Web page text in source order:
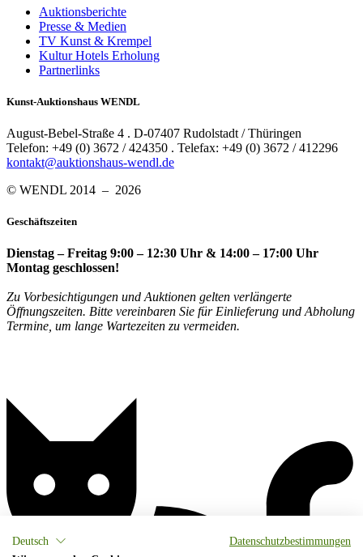
Auktionsberichte
Presse & Medien
TV Kunst & Krempel
Kultur Hotels Erholung
Partnerlinks
Kunst-Auktionshaus WENDL
August-Bebel-Straße 4 . D-07407 Rudolstadt / Thüringen
Telefon: +49 (0) 3672 / 424350 . Telefax: +49 (0) 3672 / 412296
kontakt@auktionshaus-wendl.de
© WENDL 2014 – 2026
Geschäftszeiten
Dienstag – Freitag 9:00 – 12:30 Uhr & 14:00 – 17:00 Uhr
Montag geschlossen!
Zu Vorbesichtigungen und Auktionen gelten verlängerte
Öffnungszeiten. Bitte vereinbaren Sie für Einlieferung und Abholung
Termine, um lange Wartezeiten zu vermeiden.
Deutsch
Datenschutzbestimmungen